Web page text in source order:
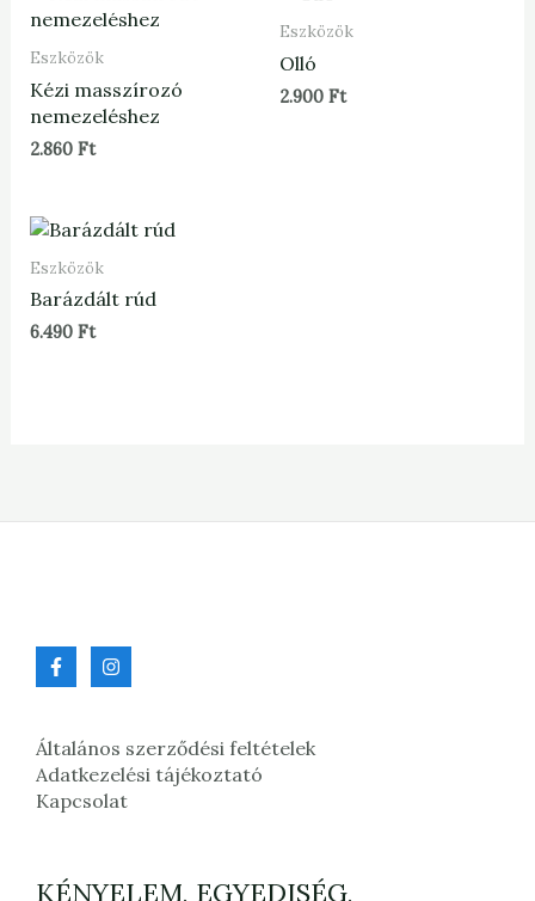
Eszközök
Kézi masszírozó
nemezeléshez
2.860 Ft
Eszközök
Olló
2.900 Ft
Eszközök
Barázdált rúd
6.490 Ft
Általános szerződési feltételek
Adatkezelési tájékoztató
Kapcsolat
KÉNYELEM, EGYEDISÉG,